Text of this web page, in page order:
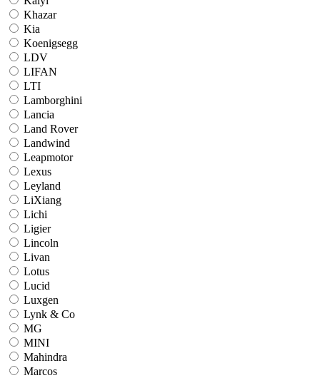
Khazar
Kia
Koenigsegg
LDV
LIFAN
LTI
Lamborghini
Lancia
Land Rover
Landwind
Leapmotor
Lexus
Leyland
LiXiang
Lichi
Ligier
Lincoln
Livan
Lotus
Lucid
Luxgen
Lynk & Co
MG
MINI
Mahindra
Marcos